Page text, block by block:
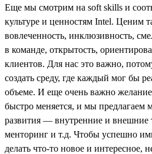
Еще мы смотрим на soft skills и
культуре и ценностям Intel. Ценим
вовлеченность, инклюзивность,
в команде, открытость,
клиентов. Для нас это важно,
создать среду, где каждый мог бы
объеме. И еще очень важно
быстро меняется, и мы предлагаем
развития — внутренние и внешние
менторинг и т.д. Чтобы успешно
делать что-то новое и интересное,